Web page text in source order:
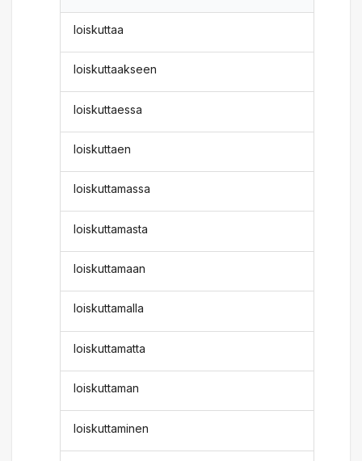
loiskuttaa
loiskuttaakseen
loiskuttaessa
loiskuttaen
loiskuttamassa
loiskuttamasta
loiskuttamaan
loiskuttamalla
loiskuttamatta
loiskuttaman
loiskuttaminen